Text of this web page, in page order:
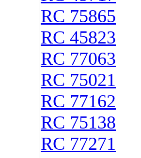
RC 75865
RC 45823
RC 77063
RC 75021
RC 77162
RC 75138
RC 77271